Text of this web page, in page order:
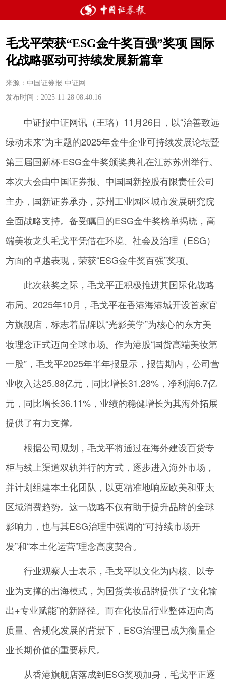
毛戈平荣获“ESG金牛奖百强”奖项 国际
化战略驱动可持续发展新篇章
来源：中国证券报·中证网
发布时间：2025-11-28 08:40:16
中证报中证网讯（王珞）11月26日，以“治善致远
绿动未来”为主题的2025年金牛企业可持续发展论坛暨
第三届国新杯·ESG金牛奖颁奖典礼在江苏苏州举行。
本次大会由中国证券报、中国国新控股有限责任公司
主办，国新证券承办，苏州工业园区城市发展研究院
全面战略支持。备受瞩目的ESG金牛奖榜单揭晓，高
端美妆龙头毛戈平凭借在环境、社会及治理（ESG）
方面的卓越表现，荣获“ESG金牛奖百强”奖项。
此次获奖之际，毛戈平正积极推进其国际化战略
布局。2025年10月，毛戈平在香港海港城开设首家官
方旗舰店，标志着品牌以“光影美学”为核心的东方美
妆理念正式迈向全球市场。作为港股“国货高端美妆第
一股”，毛戈平2025年半年报显示，报告期内，公司营
业收入达25.88亿元，同比增长31.28%，净利润6.7亿
元，同比增长36.11%，业绩的稳健增长为其海外拓展
提供了有力支撑。
根据公司规划，毛戈平将通过在海外建设百货专
柜与线上渠道双轨并行的方式，逐步进入海外市场，
并计划组建本土化团队，以更精准地响应欧美和亚太
区域消费趋势。这一战略不仅有助于提升品牌的全球
影响力，也与其ESG治理中强调的“可持续市场开
发”和“本土化运营”理念高度契合。
行业观察人士表示，毛戈平以文化为内核、以专
业为支撑的出海模式，为国货美妆品牌提供了“文化输
出+专业赋能”的新路径。而在化妆品行业整体迈向高
质量、合规化发展的背景下，ESG治理已成为衡量企
业长期价值的重要标尺。
从香港旗舰店落成到ESG奖项加身，毛戈平正逐